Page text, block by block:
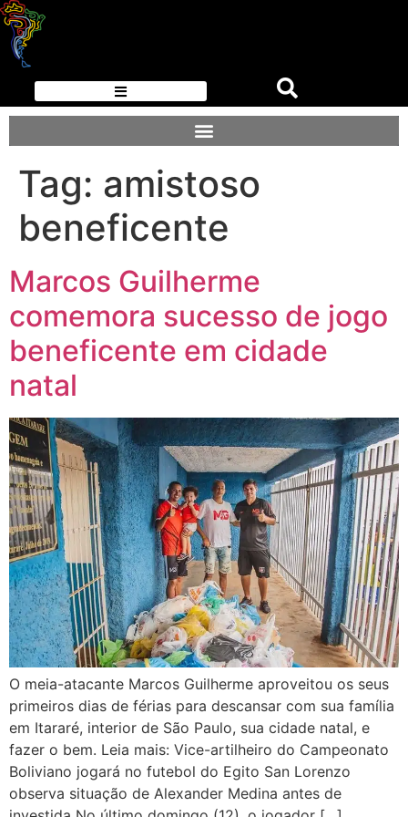
Tag: amistoso
beneficente
Marcos Guilherme
comemora sucesso de jogo
beneficente em cidade
natal
O meia-atacante Marcos Guilherme aproveitou os seus
primeiros dias de férias para descansar com sua família
em Itararé, interior de São Paulo, sua cidade natal, e
fazer o bem. Leia mais: Vice-artilheiro do Campeonato
Boliviano jogará no futebol do Egito San Lorenzo
observa situação de Alexander Medina antes de